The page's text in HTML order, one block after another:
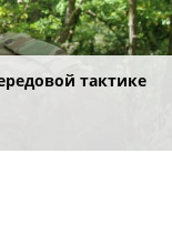
тактике